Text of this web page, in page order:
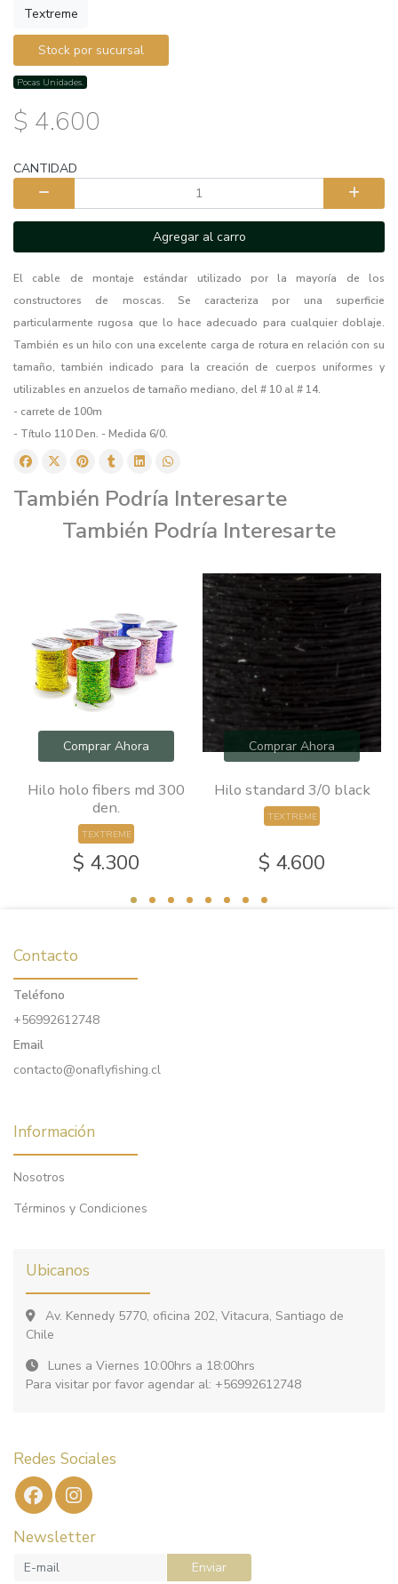
Textreme
Stock por sucursal
Pocas Unidades.
$ 4.600
CANTIDAD
Agregar al carro
El cable de montaje estándar utilizado por la mayoría de los
constructores de moscas. Se caracteriza por una superficie
particularmente rugosa que lo hace adecuado para cualquier doblaje.
También es un hilo con una excelente carga de rotura en relación con su
tamaño, también indicado para la creación de cuerpos uniformes y
utilizables en anzuelos de tamaño mediano, del # 10 al # 14.
- carrete de 100m
- Título 110 Den. - Medida 6/0.
También Podría Interesarte
También Podría Interesarte
Comprar Ahora
Hilo holo fibers md 300
den.
TEXTREME
$ 4.300
Comprar Ahora
Hilo standard 3/0 black
TEXTREME
$ 4.600
Contacto
Teléfono
+56992612748
Email
contacto@onaflyfishing.cl
Información
Nosotros
Términos y Condiciones
Ubicanos
Av. Kennedy 5770, oficina 202, Vitacura, Santiago de
Chile
Lunes a Viernes 10:00hrs a 18:00hrs
Para visitar por favor agendar al: +56992612748
Redes Sociales
Newsletter
Enviar